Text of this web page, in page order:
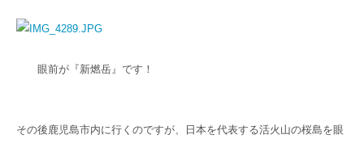
眼前が『新燃岳』です！
その後鹿児島市内に行くのですが、日本を代表する活火山の桜島を眼